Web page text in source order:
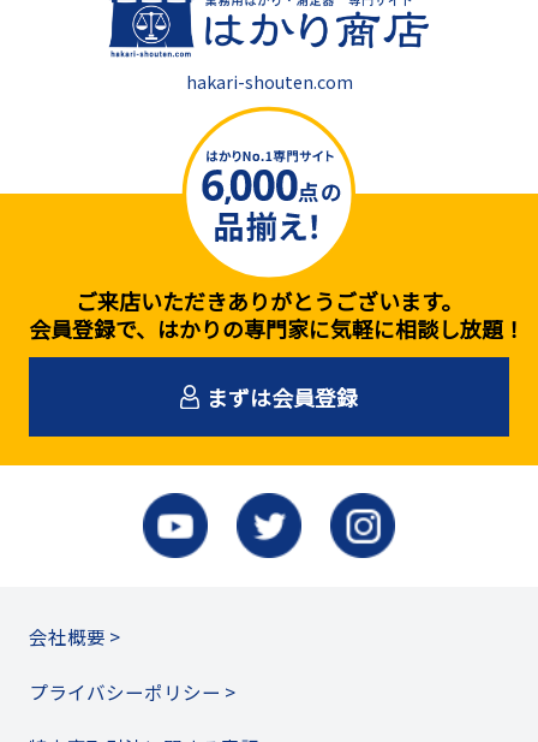
会社概要 >
プライバシーポリシー >
ご来店いただきありがとうございます。
会員登録で、はかりの専門家に気軽に相談し放題！
まずは会員登録
hakari-shouten.com